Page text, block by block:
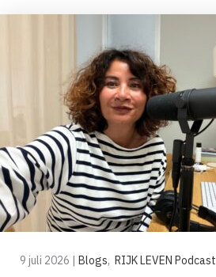
9 juli 2026 | Blogs, RIJK LEVEN Podcast